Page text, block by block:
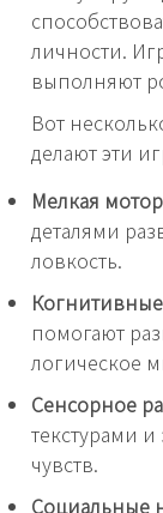
личности.
выполняют
Вот
делают эти
Мелкая
деталями
ловкость.
помогают
логическое
Сенсорное
текстурами
чувств.
Социальные